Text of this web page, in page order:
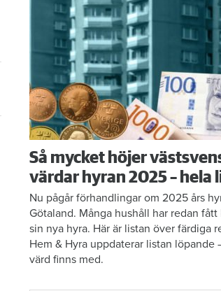
Så mycket höjer
värdar hyran 2025 – hela
Nu pågår förhandlingar om 2025 års
Götaland. Många hushåll har redan fått
sin nya hyra. Här är listan över färdiga
Hem & Hyra uppdaterar listan löpande
värd finns med.